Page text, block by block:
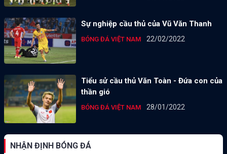
Sự nghiệp cầu thủ của Vũ Văn Thanh
BÓNG ĐÁ VIỆT NAM 22/02/2022
Tiểu sử cầu thủ Văn Toàn - Đứa con của
thần gió
BÓNG ĐÁ VIỆT NAM 28/01/2022
NHẬN ĐỊNH BÓNG ĐÁ